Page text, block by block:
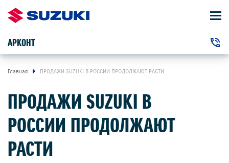
АРКОНТ
г. Волгоград, Вильнюсская улица, 42 +7 (8442) 68-59-24
АВТОМОБИЛИ
ВЛАДЕЛЬЦАМ
О КОМПАНИИ
КОНТАКТЫ
НОВОСТИ
Главная ПРОДАЖИ SUZUKI В РОССИИ ПРОДОЛЖАЮТ РАСТИ
ПРОДАЖИ SUZUKI В
РОССИИ ПРОДОЛЖАЮТ
РАСТИ